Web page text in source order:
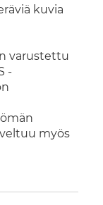
kuvia
varustettu
-
myös